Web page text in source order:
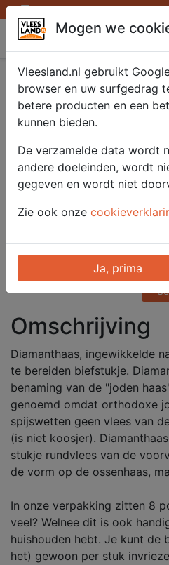
Openingstijden afhaalpunten
Vleesland
Ierse
Angus 8 x
Omschrijving
Diamanthaas, ingewikkelde
te bereiden biefstukje.
benaming van de "joden
genoemd omdat orthodoxe
spijswetten geen vlees van
(is niet koosjer).
stukje rundvlees van de
de vorm op de ossenhaas,
In onze verpakking zitten 8
veel? Welnee dit is ook
huishouden hebt. Je kunt de
het) gewoon per stuk
Mogen we
Vleesland.nl gebruikt
browser en uw surfgedrag
betere producten en een
kunnen bieden.
De verzamelde data wordt
andere doeleinden, wordt
gegeven en wordt niet
Zie ook onze
Ja, prima